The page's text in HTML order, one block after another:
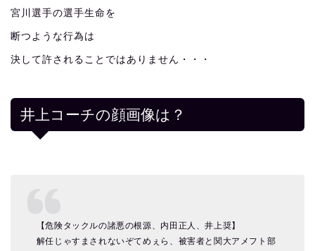
宮川選手の選手生命を
断つような行為は
決して許されることではありません・・・
井上コーチの顔画像は？
【危険タックルの諸悪の根源、内田正人、井上奨】
解任じゃすまされないぞてめぇら、被害者と関大アメフト部